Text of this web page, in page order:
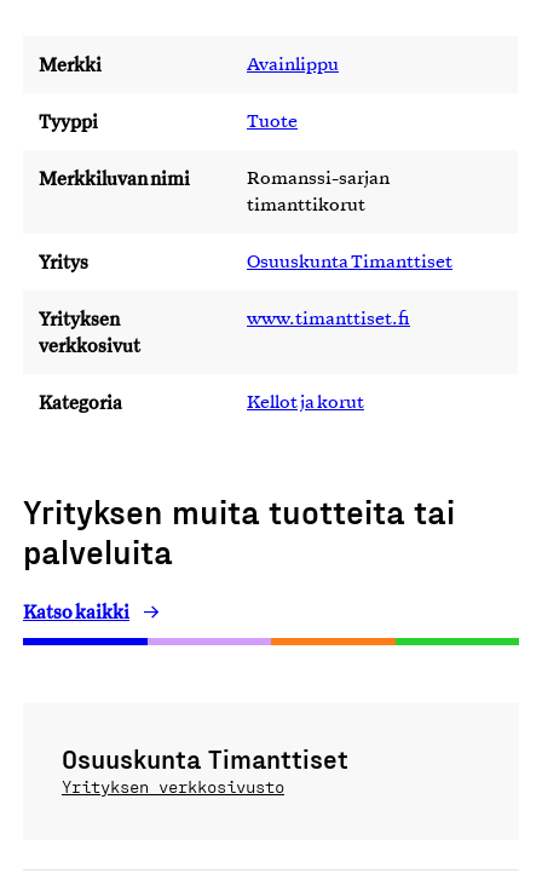
Merkki Avainlippu
Tyyppi Tuote
Merkkiluvan nimi
Romanssi-sarjan
timanttikorut
Yritys Osuuskunta Timanttiset
Yrityksen
verkkosivut
www.timanttiset.fi
Kategoria Kellot ja korut
Yrityksen muita tuotteita tai
palveluita
Katso kaikki
Osuuskunta Timanttiset
Yrityksen verkkosivusto